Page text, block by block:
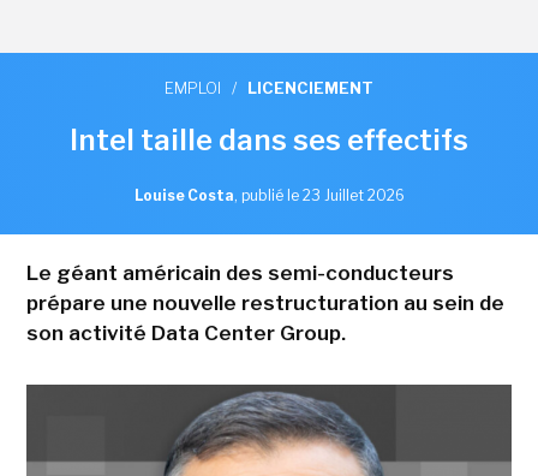
EMPLOI / LICENCIEMENT
Intel taille dans ses effectifs
Louise Costa, publié le 23 Juillet 2026
Le géant américain des semi-conducteurs
prépare une nouvelle restructuration au sein de
son activité Data Center Group.